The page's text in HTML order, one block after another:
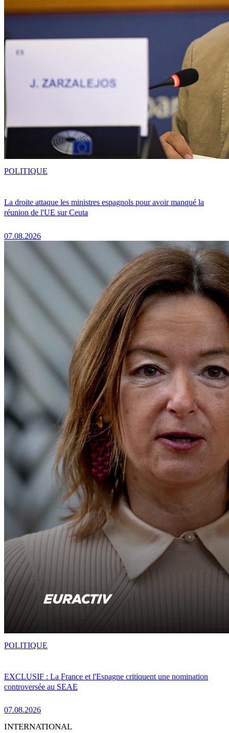
La droite attaque les ministres espagnols pour avoir manqué la
réunion de l'UE sur Ceuta
07.08.2026
POLITIQUE
EXCLUSIF : La France et l'Espagne critiquent une nomination
controversée au SEAE
07.08.2026
POLITIQUE
INTERNATIONAL